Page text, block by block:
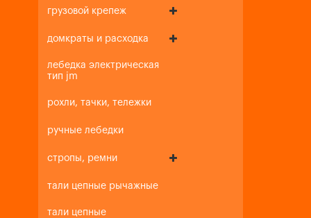
грузовой крепеж
домкраты и расходка
лебедка электрическая
тип jm
рохли, тачки, тележки
ручные лебедки
стропы, ремни
тали цепные рычажные
тали цепные